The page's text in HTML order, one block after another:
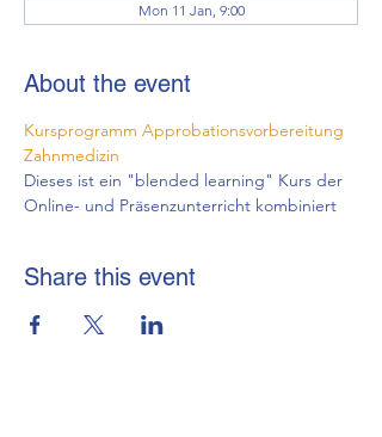
Mon 11 Jan, 9:00
About the event
Kursprogramm Approbationsvorbereitung
Zahnmedizin
Dieses ist ein "blended learning" Kurs der
Online- und Präsenzunterricht kombiniert
Share this event